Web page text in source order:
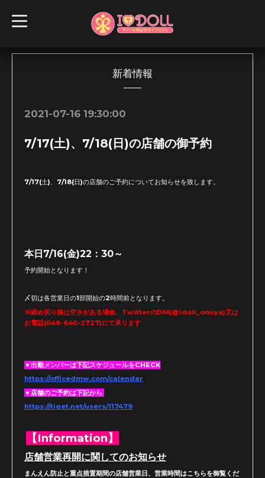
t
o
l
新着情報
2021-07-16 19:30:00
7/17(土)、7/18(日)の店舗の御予約
7/17(土)、7/18(日)の店舗のご予約についてお知らせを致します。
本日7/16(金)22：30～
予約開始となります！
〆切は各営業日の1部開始の2時間前となります。
※締め切り後は空きがある場合、TwitterのDM(@idoll_omiya)又は
お電話(048-640-2727)にて承ります
▼出勤メンバーは下記スケジュールをCHECK
https://officedmw.com/calendar
▼店舗のご予約は下記から
https://tiget.net/users/117479
【Information】
店舗営業再開に関してのお知らせ
まんえん防止と重点措置期間の店舗営業日、営業時間はこちらを御覧くだ